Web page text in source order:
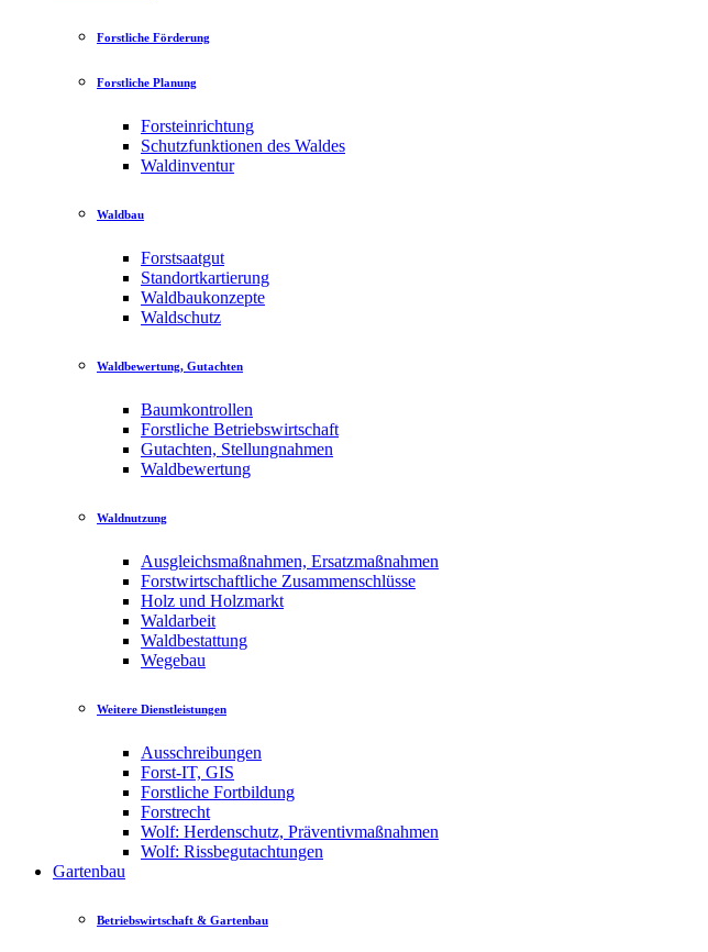
Forstliche Förderung
Forstliche Planung
Forsteinrichtung
Schutzfunktionen des Waldes
Waldinventur
Waldbau
Forstsaatgut
Standortkartierung
Waldbaukonzepte
Waldschutz
Waldbewertung, Gutachten
Baumkontrollen
Forstliche Betriebswirtschaft
Gutachten, Stellungnahmen
Waldbewertung
Waldnutzung
Ausgleichsmaßnahmen, Ersatzmaßnahmen
Forstwirtschaftliche Zusammenschlüsse
Holz und Holzmarkt
Waldarbeit
Waldbestattung
Wegebau
Weitere Dienstleistungen
Ausschreibungen
Forst-IT, GIS
Forstliche Fortbildung
Forstrecht
Wolf: Herdenschutz, Präventivmaßnahmen
Wolf: Rissbegutachtungen
Gartenbau
Betriebswirtschaft & Gartenbau